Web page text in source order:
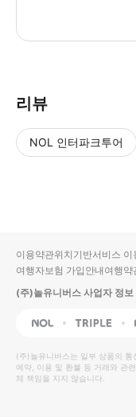
리뷰
NOL 인터파크투어
입니
다.
높
은
순
동
영
상
순
상
이용약관위치기반서비스 이
여행자보험 가입안내여행약
(주)놀유니버스 사업자 정보
NOL Triple
(주)놀유니버스는 일부 상품의 통
예약, 이용 및 환불 등 거래와 관
체 책임을 지지 않습니다.